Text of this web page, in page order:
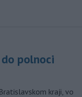
do polnoci
kraji, vo